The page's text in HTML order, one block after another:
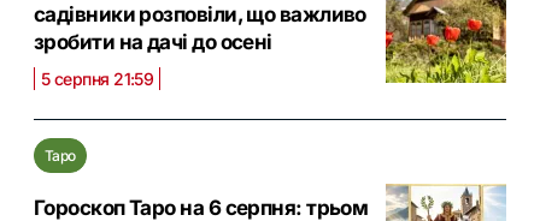
садівники розповіли, що важливо
зробити на дачі до осені
5 серпня 21:59
Таро
Гороскоп Таро на 6 серпня: трьом